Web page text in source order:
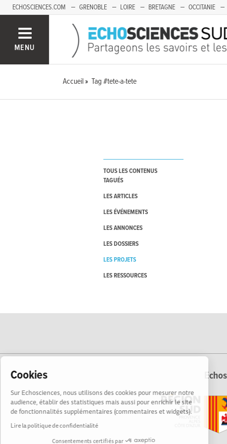
Cookies
Sur Echosciences, nous utilisons des cookies pour mesurer notre
audience, établir des statistiques mais aussi pour enrichir le site
de fonctionnalités supplémentaires (commentaires et widgets).
Lire la politique de confidentialité
Consentements certifiés par
ECHOSCIENCES.COM GRENOBLE LOIRE BRETAGNE OCCITANIE
MENU
Accueil Tag #tete-a-tete
TOUS LES CONTENUS
TAGUÉS
LES ARTICLES
LES ÉVÉNEMENTS
LES ANNONCES
LES DOSSIERS
LES PROJETS
LES RESSOURCES